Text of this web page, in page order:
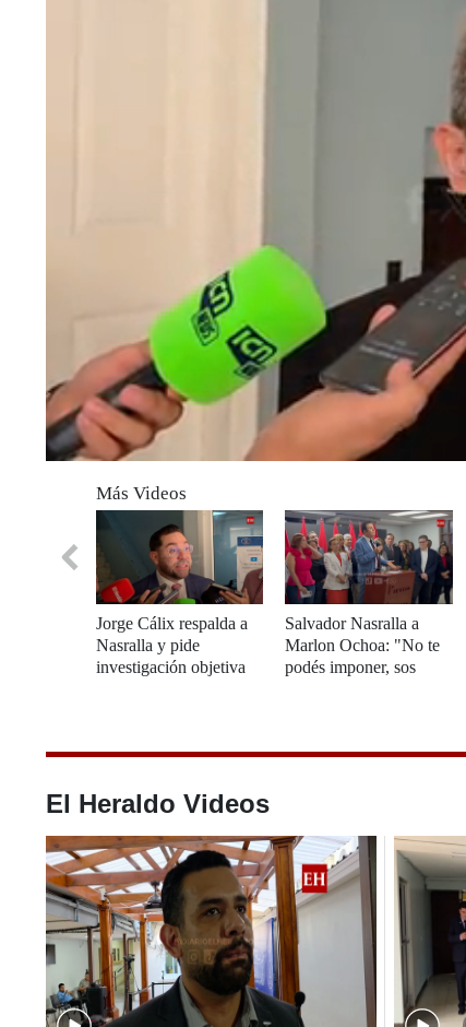
seconds
42
seconds
Volume
Más Videos
Jorge Cálix respalda a
Nasralla y pide
investigación objetiva
Salvador Nasralla a
Marlon Ochoa: "No te
podés imponer, sos
El Heraldo Videos